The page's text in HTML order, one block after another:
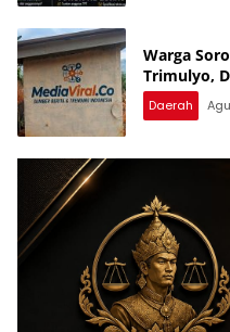
Warga
Trimulyo,
Daerah